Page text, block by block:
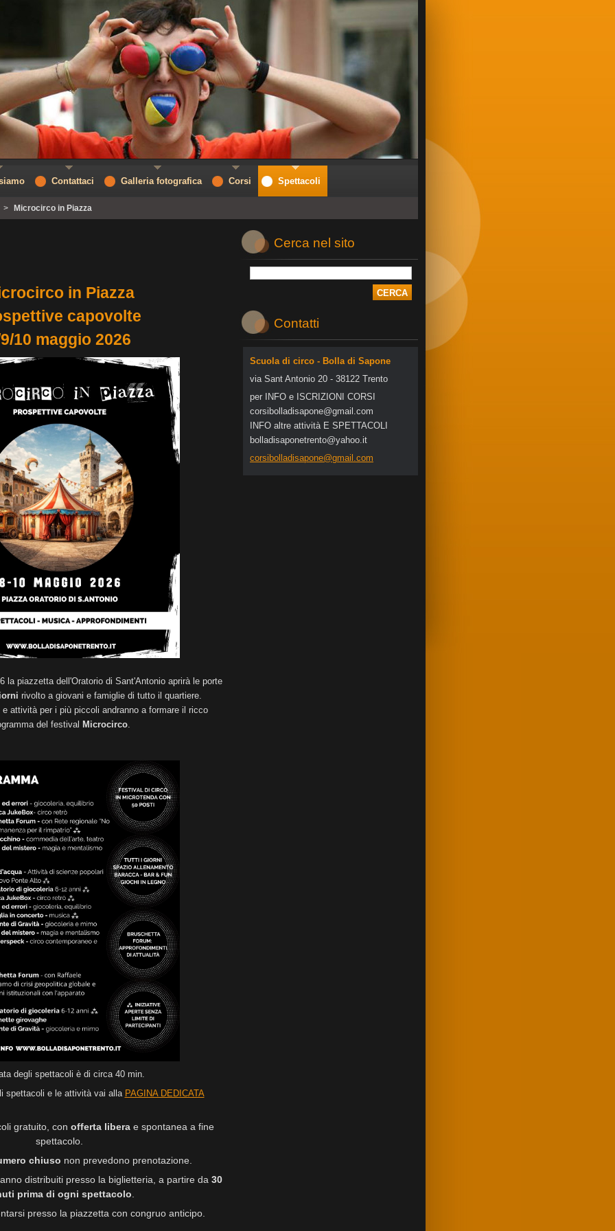
> Microcirco in Piazza
in Piazza
capovolte
10 maggio 2026
la piazzetta dell'Oratorio di Sant'Antonio aprirà le porte
rivolto a giovani e famiglie di tutto il quartiere.
attività per i più piccoli andranno a formare il ricco
del festival Microcirco.
degli spettacoli è di circa 40 min.
spettacoli e le attività vai alla PAGINA DEDICATA
gratuito, con offerta libera e spontanea a fine
spettacolo.
chiuso non prevedono prenotazione.
distribuiti presso la biglietteria, a partire da 30
prima di ogni spettacolo
presso la piazzetta con congruo anticipo.
Cerca nel sito
Contatti
Scuola di circo - Bolla di Sapone
via Sant Antonio 20 - 38122 Trento
per INFO e ISCRIZIONI CORSI
corsibol ladisapone@gmail .com
INFO altre attività E SPETTACOLI
bolladisaponetrento@yahoo.it
corsibolladisapone@gmail.com
Contattaci Galleria fotografica Corsi Spettacoli